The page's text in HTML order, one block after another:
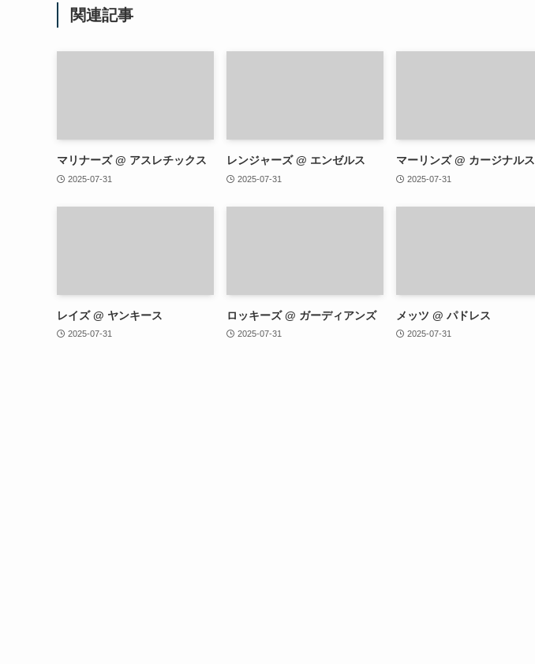
関連記事
マリナーズ @ アスレチックス
2025-07-31
レンジャーズ @ エンゼルス
2025-07-31
マーリンズ @ カージナルス
2025-07-31
レイズ @ ヤンキース
2025-07-31
ロッキーズ @ ガーディアンズ
2025-07-31
メッツ @ パドレス
2025-07-31